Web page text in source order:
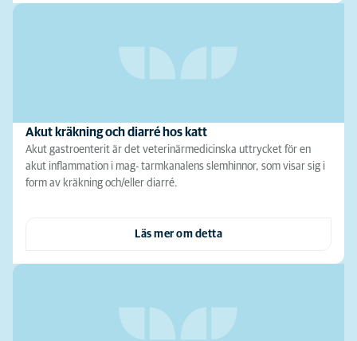
Akut kräkning och diarré hos katt
Akut gastroenterit är det veterinärmedicinska uttrycket för en
akut inflammation i mag- tarmkanalens slemhinnor, som visar sig i
form av kräkning och/eller diarré.
Läs mer om detta